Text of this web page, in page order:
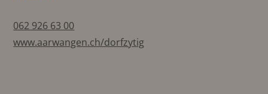
062 926 63 00
www.aarwangen.ch/dorfzytig